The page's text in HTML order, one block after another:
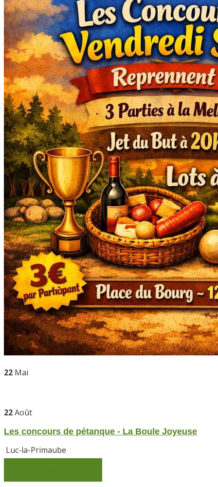
22 Mai
22Août
Les concours de pétanque - La Boule Joyeuse
Luc-la-Primaube